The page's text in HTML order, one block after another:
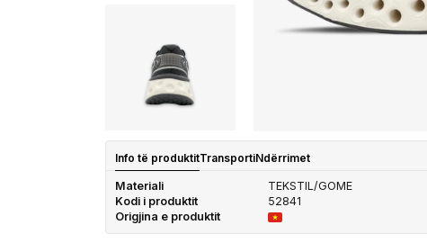
Info të produktitTransportiNdërrimet
Materiali
TEKSTIL/GOME
Kodi i produktit
52841
Origjina e produktit